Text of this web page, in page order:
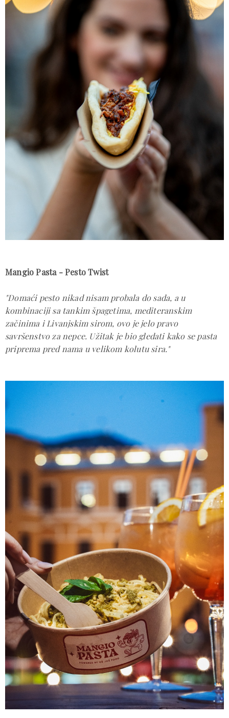
Mangio Pasta - Pesto Twist
"Domaći pesto nikad nisam probala do sada, a u
kombinaciji sa tankim špagetima, mediteranskim
začinima i Livanjskim sirom, ovo je jelo pravo
savršenstvo za nepce. Užitak je bio gledati kako se pasta
priprema pred nama u velikom kolutu sira."